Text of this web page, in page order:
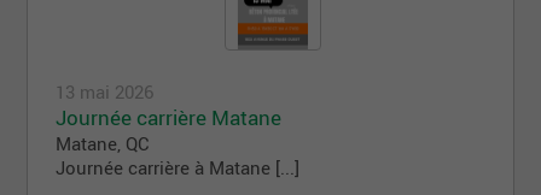
13 mai 2026
Journée carrière Matane
Matane QC
Journée carrière à Matane [...]